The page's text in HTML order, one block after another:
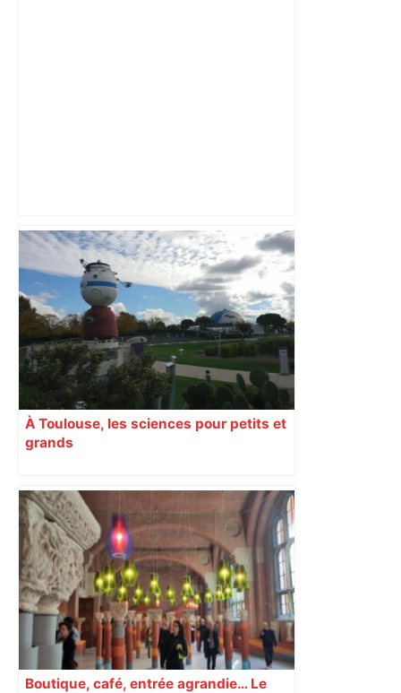
les agriculteurs manifestent malgré les
interdictions
À Toulouse, les sciences pour petits et
grands
Boutique, café, entrée agrandie… Le